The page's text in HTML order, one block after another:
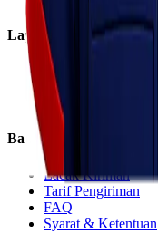
Layanan
Express
Regular
Eco
Bantuan
Lacak Kiriman
Tarif Pengiriman
FAQ
Syarat & Ketentuan